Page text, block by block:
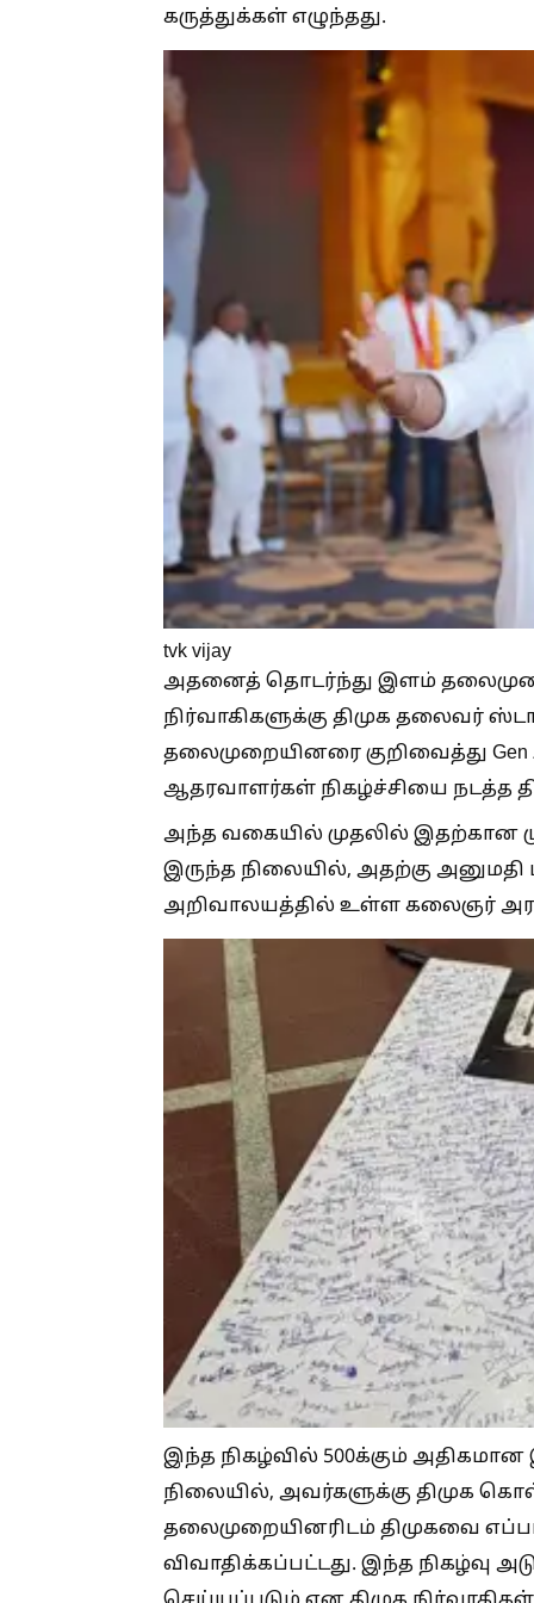
கருத்துக்கள் எழுந்தது.
tvk vijay
அதனைத் தொடர்ந்து இளம்
நிர்வாகிகளுக்கு திமுக தலைவர்
தலைமுறையினரை குறிவைத்து
ஆதரவாளர்கள் நிகழ்ச்சியை நடத்த
அந்த வகையில் முதலில் இதற்கான
இருந்த நிலையில், அதற்கு
அறிவாலயத்தில் உள்ள கலைஞர்
இந்த நிகழ்வில் 500க்கும்
நிலையில், அவர்களுக்கு திமுக
தலைமுறையினரிடம் திமுகவை
விவாதிக்கப்பட்டது. இந்த நிகழ்வு